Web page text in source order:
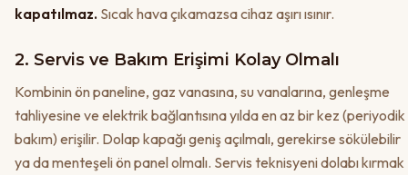
kapatılmaz. Sıcak hava çıkamazsa cihaz aşırı ısınır.
2. Servis ve Bakım Erişimi Kolay Olmalı
Kombinin ön paneline, gaz vanasına, su vanalarına, genleşme
tahliyesine ve elektrik bağlantısına yılda en az bir kez (periyodik
bakım) erişilir. Dolap kapağı geniş açılmalı, gerekirse sökülebilir
ya da menteşeli ön panel olmalı. Servis teknisyeni dolabı kırmak